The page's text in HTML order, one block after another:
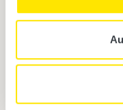
Rieglerstr. 21